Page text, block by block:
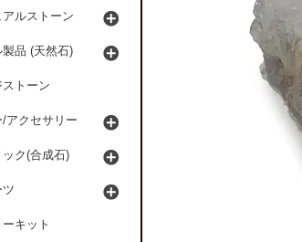
ルストーン
製品 (天然石)
トーン
アクセサリー
ク(合成石)
ツ
キット